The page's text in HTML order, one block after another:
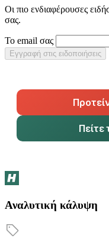
Οι πιο ενδιαφέρουσες
σας.
Το email σας
Εγγραφή στις ειδοποιήσεις
Αναλυτική κάλυψη